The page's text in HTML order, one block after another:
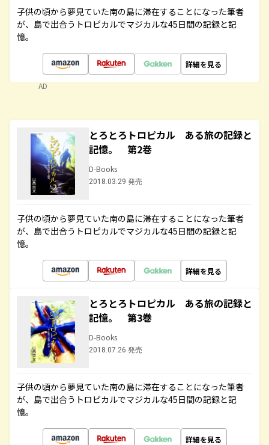
子供の頃から夢見ていた南の島に滞在することになった筆者
が、島で出合うトロピカルでマジカルな45日間の記録と記
憶。
詳細を見る
AD
とろとろトロピカル ある旅の記録と
記憶。 第2巻
D-Books
2018.03.29 発売
子供の頃から夢見ていた南の島に滞在することになった筆者
が、島で出合うトロピカルでマジカルな45日間の記録と記
憶。
詳細を見る
とろとろトロピカル ある旅の記録と
記憶。 第3巻
D-Books
2018.07.26 発売
子供の頃から夢見ていた南の島に滞在することになった筆者
が、島で出合うトロピカルでマジカルな45日間の記録と記
憶。
詳細を見る